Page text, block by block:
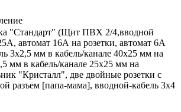
"Стандарт" (Щит ПВХ 2/4,вводной
автомат 16А на розетки, автомат 6А
3х2,5 мм в кабель/канале 40х25 мм на
мм в кабель/канале 25х25 мм на
"Кристалл", две двойные розетки с
разъем [папа-мама], вводной-кабель 3х4